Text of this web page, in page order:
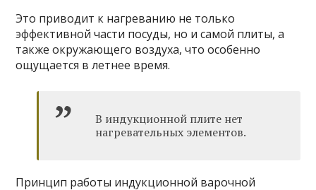
Это приводит к нагреванию не только
эффективной части посуды, но и самой плиты, а
также окружающего воздуха, что особенно
ощущается в летнее время.
В индукционной плите нет
нагревательных элементов.
Принцип работы индукционной варочной